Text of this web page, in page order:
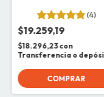
(4)
$19.259,19
$18.296,23con
Transferencia o
COMPRAR